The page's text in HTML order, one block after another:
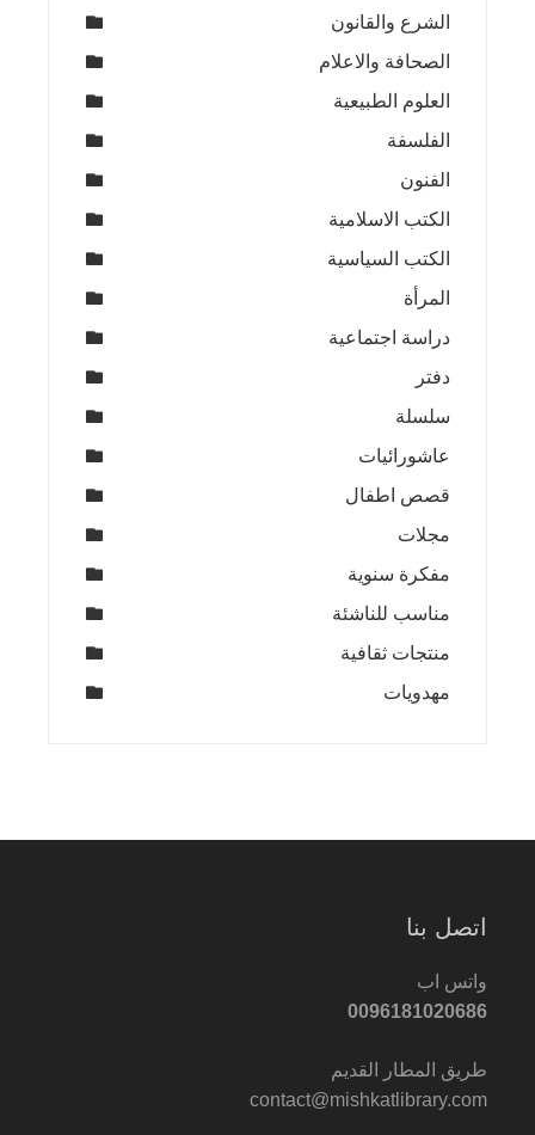
الشرع والقانون
الصحافة والاعلام
العلوم الطبيعية
الفلسفة
الفنون
الكتب الاسلامية
الكتب السياسية
المرأة
دراسة اجتماعية
دفتر
سلسلة
عاشورائيات
قصص اطفال
مجلات
مفكرة سنوية
مناسب للناشئة
منتجات ثقافية
مهدويات
اتصل بنا
واتس اب
0096181020686
طريق المطار القديم
contact@mishkatlibrary.com